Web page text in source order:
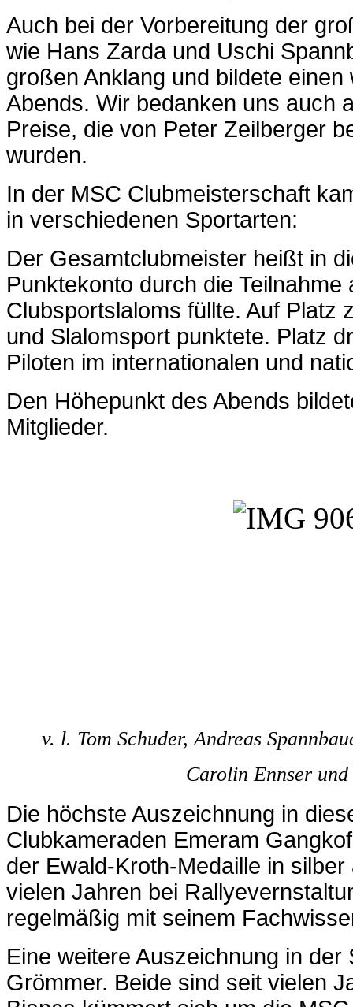
Auch bei der Vorbereitung der
wie Hans Zarda und Uschi
großen Anklang und bildete
Abends. Wir bedanken uns auch
Preise, die von Peter Zeilberger
wurden.
In der MSC Clubmeisterschaft
in verschiedenen Sportarten:
Der Gesamtclubmeister heißt in
Punktekonto durch die
Clubsportslaloms füllte. Auf Platz
und Slalomsport punktete. Platz
Piloten im internationalen und
Den Höhepunkt des Abends
Mitglieder.
v. l. Tom Schuder, Andreas
Carolin Ennser
Die höchste Auszeichnung in
Clubkameraden Emeram
der Ewald-Kroth-Medaille in
vielen Jahren bei
regelmäßig mit seinem
Eine weitere Auszeichnung in
Grömmer. Beide sind seit vielen